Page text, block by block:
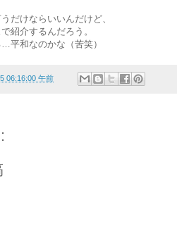
だけならいいんだけど、
紹介するんだろう。
平和なのかな（苦笑）
06:16:00 午前